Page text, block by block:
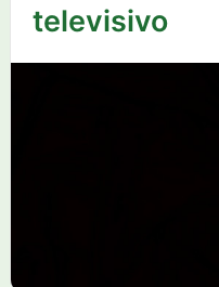
televisivo